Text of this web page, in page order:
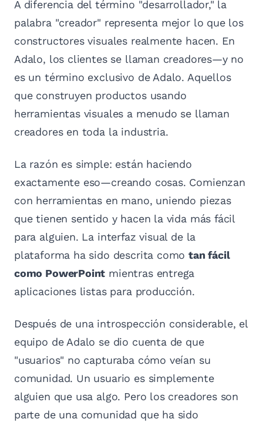
A diferencia del término "desarrollador," la
palabra "creador" representa mejor lo que los
constructores visuales realmente hacen. En
Adalo, los clientes se llaman creadores—y no
es un término exclusivo de Adalo. Aquellos
que construyen productos usando
herramientas visuales a menudo se llaman
creadores en toda la industria.
La razón es simple: están haciendo
exactamente eso—creando cosas. Comienzan
con herramientas en mano, uniendo piezas
que tienen sentido y hacen la vida más fácil
para alguien. La interfaz visual de la
plataforma ha sido descrita comotan fácil
como PowerPoint mientras entrega
aplicaciones listas para producción.
Después de una introspección considerable, el
equipo de Adalo se dio cuenta de que
"usuarios" no capturaba cómo veían su
comunidad. Un usuario es simplemente
alguien que usa algo. Pero los creadores son
parte de una comunidad que ha sido